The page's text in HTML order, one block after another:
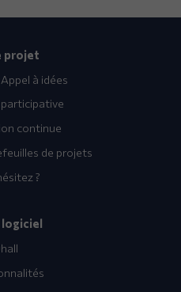
projet
à idées
continue
de projets
?